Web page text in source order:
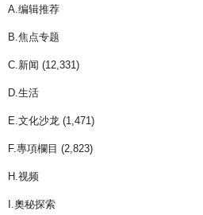
A.编辑推荐
B.焦点专题
C.新闻 (12,331)
D.生活
E.文化沙龙 (1,471)
F.專項欄目 (2,823)
H.视频
I.奧秘探索